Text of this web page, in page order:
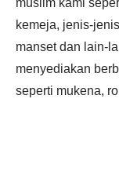
kemeja, jenis-
manset dan lain-
menyediakan
seperti mukena,